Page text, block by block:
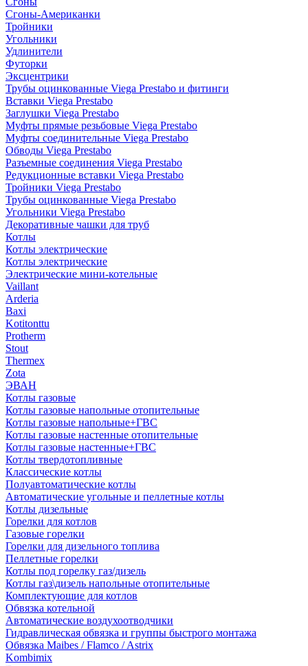
Сгоны-Американки
Тройники
Угольники
Удлинители
Футорки
Эксцентрики
Трубы оцинкованные Viega Prestabo и фитинги
Вставки Viega Prestabo
Заглушки Viega Prestabo
Муфты прямые резьбовые Viega Prestabo
Муфты соединительные Viega Prestabo
Обводы Viega Prestabo
Разъемные соединения Viega Prestabo
Редукционные вставки Viega Prestabo
Тройники Viega Prestabo
Трубы оцинкованные Viega Prestabo
Угольники Viega Prestabo
Декоративные чашки для труб
Котлы
Котлы электрические
Котлы электрические
Электрические мини-котельные
Vaillant
Arderia
Baxi
Kotitonttu
Protherm
Stout
Thermex
Zota
ЭВАН
Котлы газовые
Котлы газовые напольные отопительные
Котлы газовые напольные+ГВС
Котлы газовые настенные отопительные
Котлы газовые настенные+ГВС
Котлы твердотопливные
Классические котлы
Полуавтоматические котлы
Автоматические угольные и пеллетные котлы
Котлы дизельные
Горелки для котлов
Газовые горелки
Горелки для дизельного топлива
Пеллетные горелки
Котлы под горелку газ/дизель
Котлы газ\дизель напольные отопительные
Комплектующие для котлов
Обвязка котельной
Автоматические воздухоотводчики
Гидравлическая обвязка и группы быстрого монтажа
Обвязка Maibes / Flamco / Astrix
Kombimix